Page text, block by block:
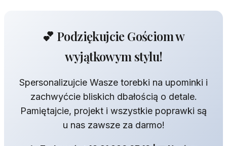
💕 Podziękujcie Gościom w
wyjątkowym stylu!
Spersonalizujcie Wasze torebki na upominki i
zachwyćcie bliskich dbałością o detale.
Pamiętajcie, projekt i wszystkie poprawki są
u nas zawsze za darmo!